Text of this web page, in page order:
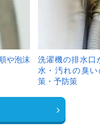
や泡沫
洗濯機の排水口
水・汚れの臭
策・予防策